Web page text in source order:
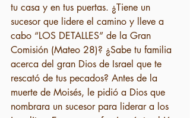
tu casa y en tus puertas. ¿Tiene un
sucesor que lidere el camino y lleve a
cabo “LOS DETALLES” de la Gran
Comisión (Mateo 28)? ¿Sabe tu familia
acerca del gran Dios de Israel que te
rescató de tus pecados? Antes de la
muerte de Moisés, le pidió a Dios que
nombrara un sucesor para liderar a los